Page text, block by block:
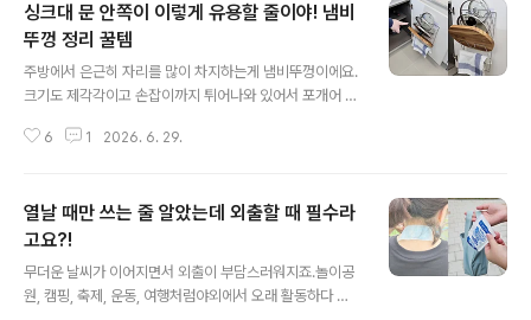
싱크대 문 안쪽이 이렇게 유용할 줄이야! 냄비
뚜껑 정리 꿀템
주방에서 은근히 자리를 많이 차지하는게 냄비뚜껑이에요.
크기도 제각각이고 손잡이까지 튀어나와 있어서 포개어 보
죠. 그럴때 필요한게 바로 냄비뚜껑 거치대인 것 같아요. 이
아 누구나 쉽게 사용할 수 있어요. 접착식으로 설치해도 고
정력이 좋아 주방용품 수납은 문제없어요. 또 하나 좋았던
점은 냄비뚜껑만 보관하는 용도가 아니라는 거예요. 도마
는 물론 트레이, 행주 등 자주 사용하는 주방용품도 함께 걸
어둘 수 있어 활용 범위가 넓은 장점이 있어요. 냄비뚜껑에
6 1 2026. 6. 29.
열날 때만 쓰는 줄 알았는데 외출할 때 필수라
고요?!
무더운 날씨가 이어지면서 외출이 부담스러워지죠.놀이공
원, 캠핑, 축제, 운동, 여행처럼야외에서 오래 활동하다 보